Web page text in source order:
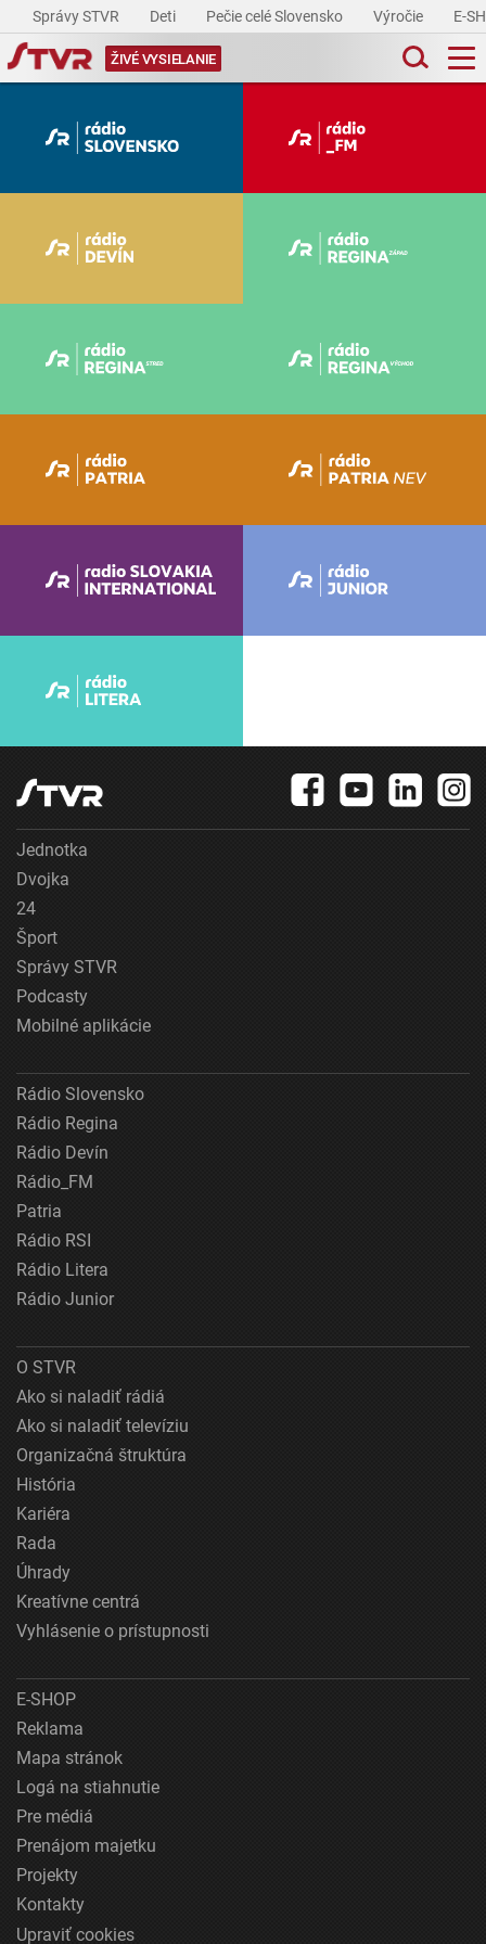
Správy STVR Deti Pečie celé Slovensko Výročie E-
ŽIVÉ VYSIELANIE
Jednotka
Dvojka
24
Šport
Správy STVR
Podcasty
Mobilné aplikácie
Rádio Slovensko
Rádio Regina
Rádio Devín
Rádio_FM
Patria
Rádio RSI
Rádio Litera
Rádio Junior
O STVR
Ako si naladiť rádiá
Ako si naladiť televíziu
Organizačná štruktúra
História
Kariéra
Rada
Úhrady
Kreatívne centrá
Vyhlásenie o prístupnosti
E-SHOP
Reklama
Mapa stránok
Logá na stiahnutie
Pre médiá
Prenájom majetku
Projekty
Kontakty
Upraviť cookies